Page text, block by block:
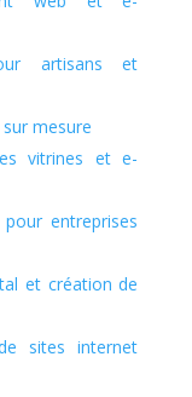
artisans et
mesure
vitrines et e-
entreprises
et création de
sites internet